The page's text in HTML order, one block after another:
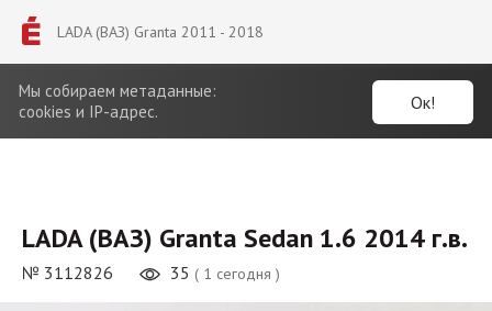
LADA (ВАЗ) Granta 2011 - 2018
Мы собираем метаданные:
cookies и IP-адрес.
Ок!
LADA (ВАЗ) Granta Sedan 1.6 2014 г.в.
№ 3112826 35 ( 1 сегодня )